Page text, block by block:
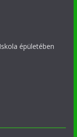
épületében